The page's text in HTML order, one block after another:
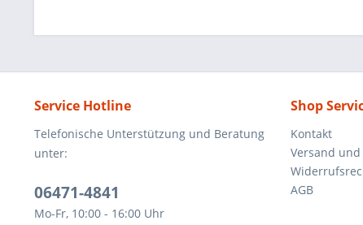
Service Hotline
Telefonische Unterstützung und Beratung
unter:
06471-4841
Mo-Fr, 10:00 - 16:00 Uhr
Shop
Kontakt
Versand
AGB